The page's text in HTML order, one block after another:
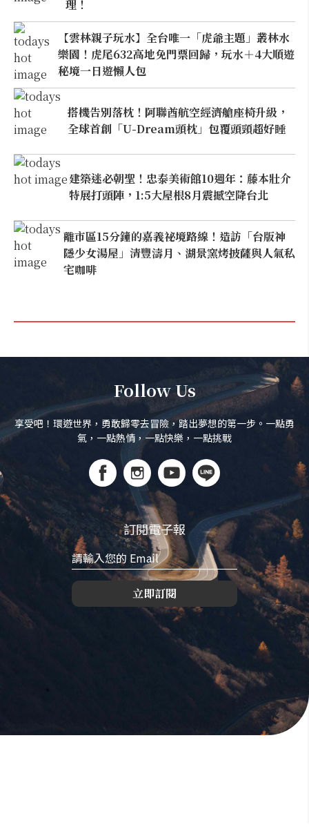
理！
【雲林親子玩水】全台唯一「虎爺主題」叢林水
樂園！虎尾632高地免門票回歸，玩水＋4大順遊
秘境一日遊懶人包
搭機告別落枕！阿聯酋航空經濟艙座椅升級，
全球首創「U-Dream頭枕」包覆頭頸超好睡
建築迷必朝聖！忠泰美術館10週年：藤本壯介
特展打頭陣，1:5大屋根8月震撼空降台北
離市區15分鐘的嘉義祕境路線！造訪「台版神
隱少女湯屋」清豐濤月、湖景窯烤披薩與人氣私
宅咖啡
Follow Us
享受吧！環遊世界，勇敢歸零去冒險，踏出夢想的第一步。一點勇
氣，一點熱情，一點快樂，一點挑戰
訂閱電子報
立即訂閱